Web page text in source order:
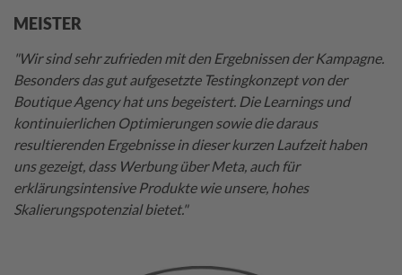
MEISTER
"Wir sind sehr zufrieden mit den Ergebnissen der Kampagne.
Besonders das gut aufgesetzte Testingkonzept von der
Boutique Agency hat uns begeistert. Die Learnings und
kontinuierlichen Optimierungen sowie die daraus
resultierenden Ergebnisse in dieser kurzen Laufzeit haben
uns gezeigt, dass Werbung über Meta, auch für
erklärungsintensive Produkte wie unsere, hohes
Skalierungspotenzial bietet."